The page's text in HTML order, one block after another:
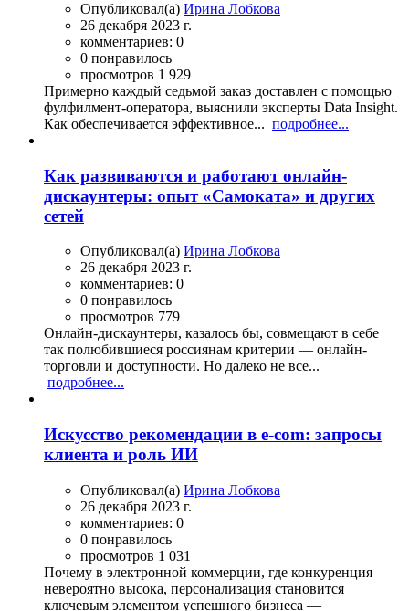
Опубликовал(а) Ирина Лобкова
26 декабря 2023 г.
комментариев: 0
0 понравилось
просмотров 1 929
Примерно каждый седьмой заказ доставлен с помощью
фулфилмент-оператора, выяснили эксперты Data Insight.
Как обеспечивается эффективное... подробнее...
Как развиваются и работают онлайн-
дискаунтеры: опыт «Самоката» и других
сетей
Опубликовал(а) Ирина Лобкова
26 декабря 2023 г.
комментариев: 0
0 понравилось
просмотров 779
Онлайн-дискаунтеры, казалось бы, совмещают в себе
так полюбившиеся россиянам критерии — онлайн-
торговли и доступности. Но далеко не все...
подробнее...
Искусство рекомендации в e-com: запросы
клиента и роль ИИ
Опубликовал(а) Ирина Лобкова
26 декабря 2023 г.
комментариев: 0
0 понравилось
просмотров 1 031
Почему в электронной коммерции, где конкуренция
невероятно высока, персонализация становится
ключевым элементом успешного бизнеса —